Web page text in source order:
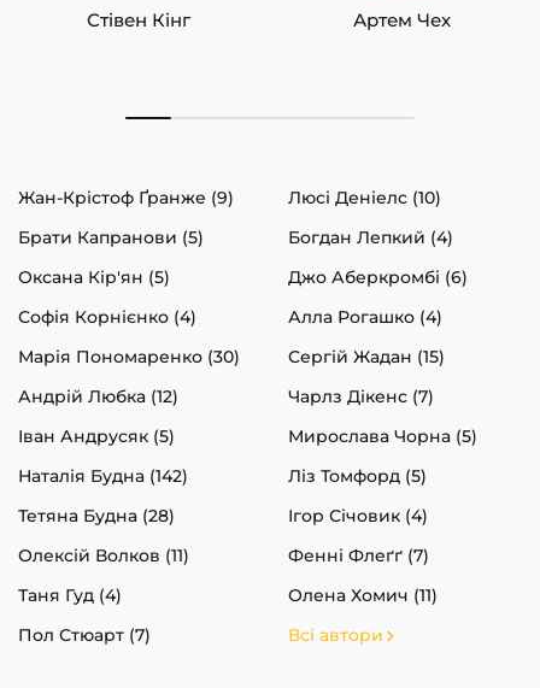
Стівен Кінг Артем Чех
Жан-Крістоф Ґранже (9)
Люсі Деніелс (10)
Брати Капранови (5)
Богдан Лепкий (4)
Оксана Кір'ян (5)
Джо Аберкромбі (6)
Софія Корнієнко (4)
Алла Рогашко (4)
Марія Пономаренко (30)
Сергій Жадан (15)
Андрій Любка (12)
Чарлз Дікенс (7)
Іван Андрусяк (5)
Мирослава Чорна (5)
Наталія Будна (142)
Ліз Томфорд (5)
Тетяна Будна (28)
Ігор Січовик (4)
Олексій Волков (11)
Фенні Флеґґ (7)
Таня Гуд (4)
Олена Хомич (11)
Пол Стюарт (7)
Всі автори